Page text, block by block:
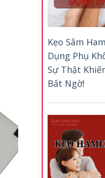
Kẹo Sâm
Dụng Phụ
Sự Thật
Bất Ngờ!